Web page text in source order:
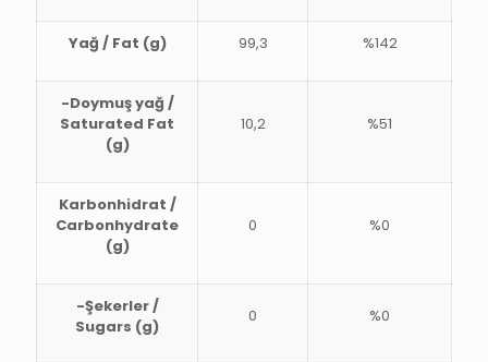
Yağ / Fat (g) 99,3 %142
-Doymuş yağ /
Saturated Fat
(g)
10,2 %51
Karbonhidrat /
Carbonhydrate
(g)
0 %0
-Şekerler /
Sugars (g)
0 %0